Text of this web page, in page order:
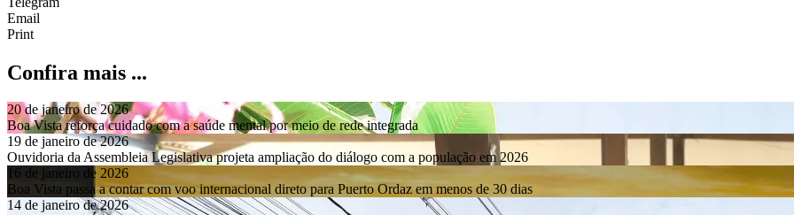
Email
Print
Confira mais ...
20 de janeiro de 2026
Boa Vista reforça cuidado com a saúde mental por meio de rede integrada
19 de janeiro de 2026
Ouvidoria da Assembleia Legislativa projeta ampliação do diálogo com a população em 2026
16 de janeiro de 2026
Boa Vista passa a contar com voo internacional direto para Puerto Ordaz em menos de 30 dias
14 de janeiro de 2026